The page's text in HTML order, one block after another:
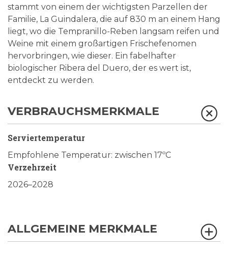
stammt von einem der wichtigsten Parzellen der
Familie, La Guindalera, die auf 830 m an einem Hang
liegt, wo die Tempranillo-Reben langsam reifen und
Weine mit einem großartigen Frischefenomen
hervorbringen, wie dieser. Ein fabelhafter
biologischer Ribera del Duero, der es wert ist,
entdeckt zu werden.
VERBRAUCHSMERKMALE
Serviertemperatur
Empfohlene Temperatur: zwischen 17ºC
Verzehrzeit
2026–2028
ALLGEMEINE MERKMALE